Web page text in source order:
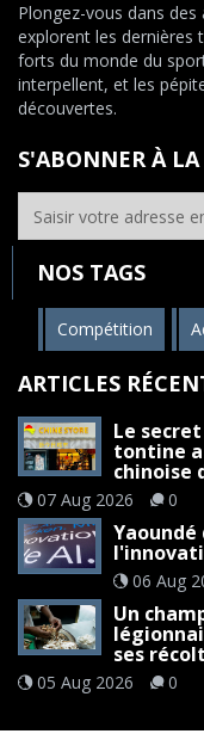
Plongez-vous dans
explorent les dernières
forts du monde du
interpellent, et les
découvertes.
S'ABONNER À
NOS TAGS
Compétition
ARTICLES
Le
tontine
chinoise
07 Aug 2026 0
06 Aug
Un
ses
05 Aug 2026 0